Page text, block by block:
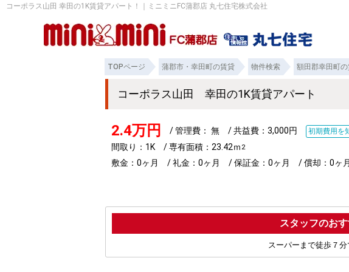
コーポラス山田 幸田の1K賃貸アパート！｜ミニミニFC蒲郡店 丸七住宅株式会社
TOPページ 蒲郡市・幸田町の賃貸 物件検索 額田郡幸田町
コーポラス山田 幸田の1K賃貸アパート
2.4万円 / 管理費： 無 / 共益費：3,000円 初期費用を
間取り：1K / 専有面積：23.42ｍ 2
敷金：0ヶ月 / 礼金：0ヶ月 / 保証金：0ヶ月 / 償却：0ヶ月
スーパーまで徒歩７